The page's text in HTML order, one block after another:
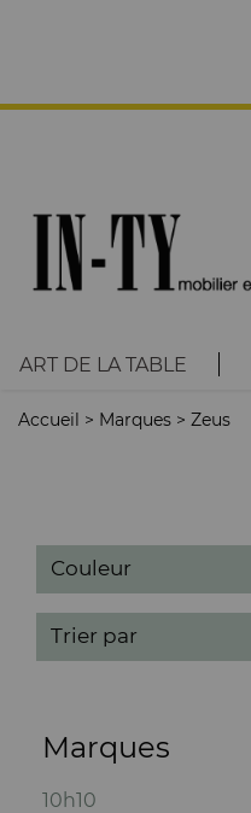
ART DE LA TABLE
Accueil > Marques > Zeus
Couleur
Trier par
Marques
10h10